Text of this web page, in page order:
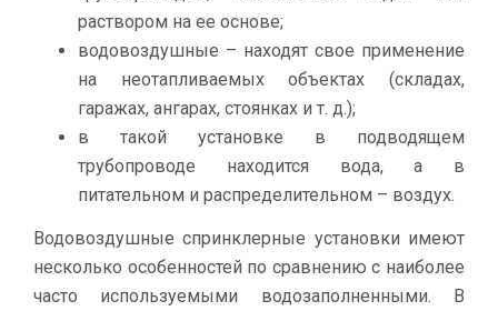
раствором на ее основе;
водовоздушные – находят свое применение
на неотапливаемых объектах (складах,
гаражах, ангарах, стоянках и т. д.);
в такой установке в подводящем
трубопроводе находится вода, а в
питательном и распределительном – воздух.
Водовоздушные спринклерные установки имеют
несколько особенностей по сравнению с наиболее
часто используемыми водозаполненными. В